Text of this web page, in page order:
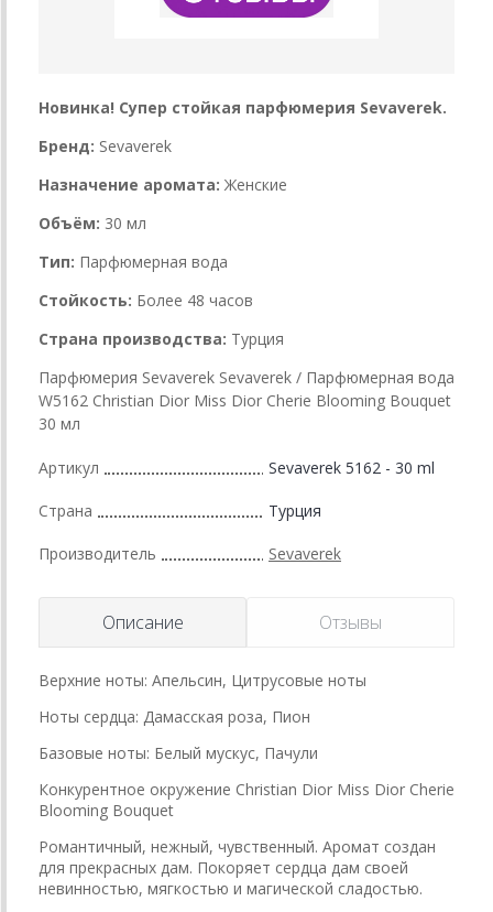
Новинка! Супер стойкая парфюмерия Sevaverek.
Бренд: Sevaverek
Назначение аромата: Женские
Объём: 30 мл
Тип: Парфюмерная вода
Стойкость: Более 48 часов
Страна производства: Турция
Парфюмерия Sevaverek Sevaverek / Парфюмерная вода
W5162 Christian Dior Miss Dior Cherie Blooming Bouquet
30 мл
Артикул Sevaverek 5162 - 30 ml
Страна Турция
Производитель Sevaverek
Описание Отзывы
Верхние ноты: Апельсин, Цитрусовые ноты
Ноты сердца: Дамасская роза, Пион
Базовые ноты: Белый мускус, Пачули
Конкурентное окружение Christian Dior Miss Dior Cherie
Blooming Bouquet
Романтичный, нежный, чувственный. Аромат создан
для прекрасных дам. Покоряет сердца дам своей
невинностью, мягкостью и магической сладостью.